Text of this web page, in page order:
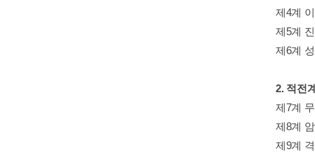
제4계
제5계
제6계
2. 적전
제7계
제8계
제9계